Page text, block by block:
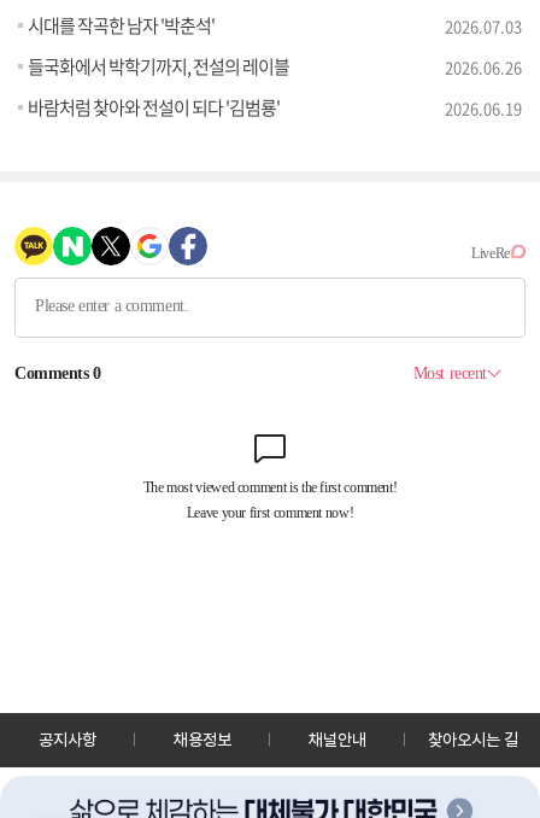
시대를 작곡한 남자 '박춘석' 2026.07.03
들국화에서 박학기까지, 전설의 레이블 2026.06.26
바람처럼 찾아와 전설이 되다 '김범룡' 2026.06.19
공지사항 채용정보 채널안내 찾아오시는 길
30128 세종특별자치시 정부2청사로 13 한국정책방송원 KTV